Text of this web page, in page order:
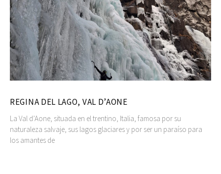
REGINA DEL LAGO, VAL D’AONE
La Val d’Aone, situada en el trentino, Italia, famosa por su
naturaleza salvaje, sus lagos glaciares y por ser un paraíso para
los amantes de